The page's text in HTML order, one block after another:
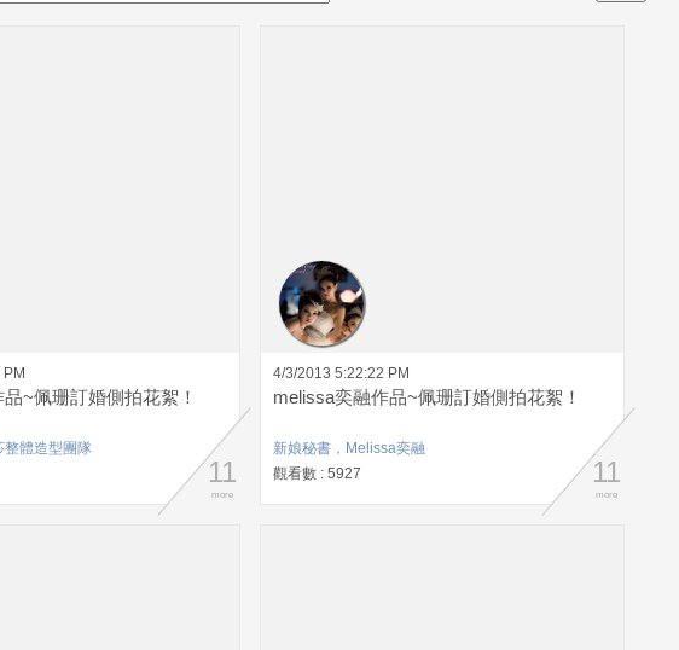
~佩珊訂婚側拍花絮！
整體造型團隊
11
more
4/3/2013 5:22:22 PM
melissa奕融作品~佩珊訂婚側拍花絮！
新娘秘書，Melissa奕融
觀看數 : 5927
11
more